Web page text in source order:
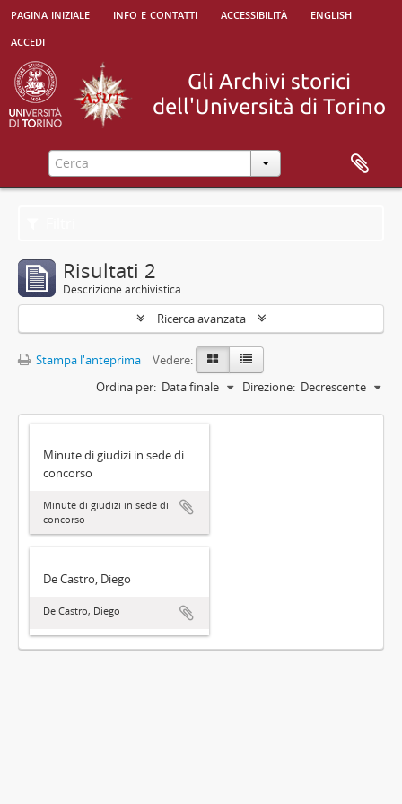
pagina iniziale info e contatti accessibilità
english
accedi
Risultati 2
Descrizione archivistica
Ricerca avanzata
Stampa l'anteprima
Vedere:
Ordina per: Data finale Direzione: Decrescente
Minute di giudizi in sede di
concorso
Minute di giudizi in sede di
concorso
De Castro, Diego
De Castro, Diego